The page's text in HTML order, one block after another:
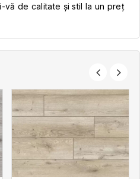
vă de calitate și stil la un preț